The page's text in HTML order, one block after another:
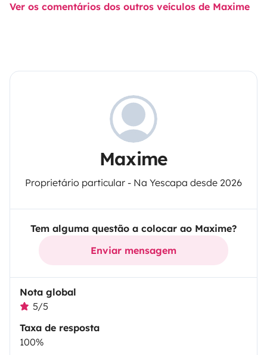
Ver os comentários dos outros veículos de Maxime
Maxime
Proprietário particular - Na Yescapa desde 2026
Tem alguma questão a colocar ao Maxime?
Enviar mensagem
Nota global
5/5
Taxa de resposta
100%